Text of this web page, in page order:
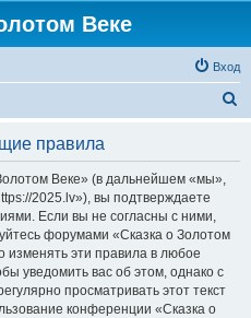
Веке
Вход
правила
Веке» (в дальнейшем «мы»,
2025.lv»), вы подтверждаете
Если вы не согласны с ними,
форумами «Сказка о Золотом
изменять эти правила в любое
уведомить вас об этом, однако с
просматривать этот текст
конференции «Сказка о